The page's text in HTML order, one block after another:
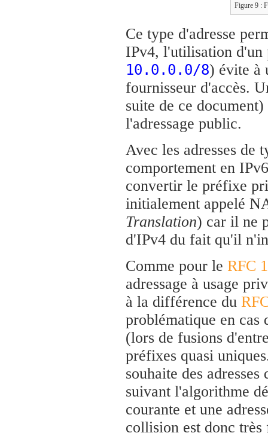
Figure 9 :
Ce type d'adresse
IPv4, l'utilisation
10.0.0.0/8) évite à
fournisseur d'accès.
suite de ce
l'adressage public.
Avec les adresses de
comportement en
convertir le préfixe
initialement appelé
Translation) car il ne
d'IPv4 du fait qu'il
Comme pour le RFC
adressage à usage
à la différence du
problématique en cas
(lors de fusions
préfixes quasi
souhaite des
suivant l'algorithme
courante et une
collision est donc très